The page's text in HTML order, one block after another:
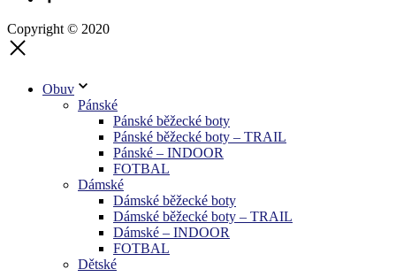
Copyright © 2020
Obuv
Pánské
Pánské běžecké boty
Pánské běžecké boty – TRAIL
Pánské – INDOOR
FOTBAL
Dámské
Dámské běžecké boty
Dámské běžecké boty – TRAIL
Dámské – INDOOR
FOTBAL
Dětské